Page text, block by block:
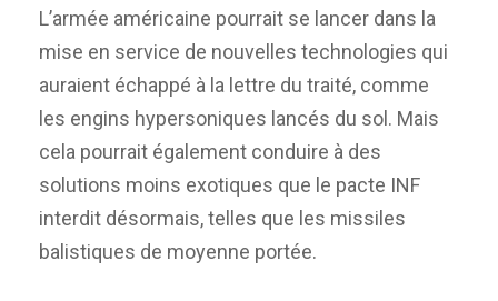
L’armée américaine pourrait se lancer dans la
mise en service de nouvelles technologies qui
auraient échappé à la lettre du traité, comme
les engins hypersoniques lancés du sol. Mais
cela pourrait également conduire à des
solutions moins exotiques que le pacte INF
interdit désormais, telles que les missiles
balistiques de moyenne portée.